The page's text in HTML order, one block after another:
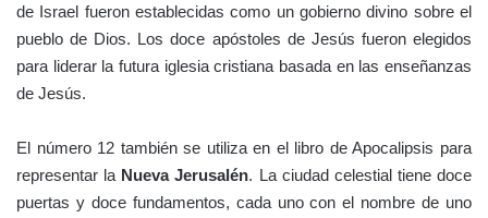
de Israel fueron establecidas como un gobierno divino sobre el
pueblo de Dios. Los doce apóstoles de Jesús fueron elegidos
para liderar la futura iglesia cristiana basada en las enseñanzas
de Jesús.
El número 12 también se utiliza en el libro de Apocalipsis para
representar la Nueva Jerusalén. La ciudad celestial tiene doce
puertas y doce fundamentos, cada uno con el nombre de uno